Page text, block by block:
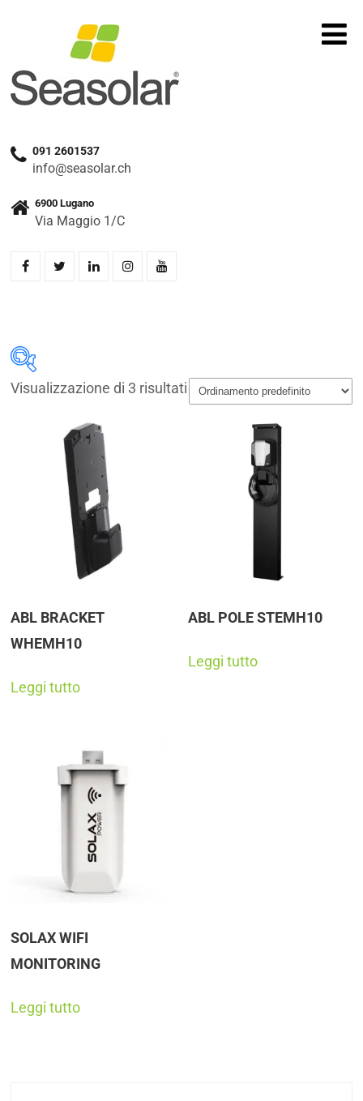
091 2601537
info@seasolar.ch
6900 Lugano
Via Maggio 1/C
Marchi
ABL (2)
SOLAX(1)
Prodotto Power @STC (W)
Categorie prodotto
Inverter
Visualizzazione di 3 risultati
ABL BRACKET
WHEMH10
Leggi tutto
ABL POLE STEMH10
Leggi tutto
SOLAX WIFI
MONITORING
Leggi tutto